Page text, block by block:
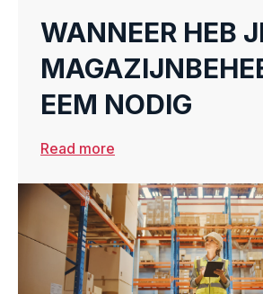
WANNEER HEB
EEM NODIG
Read more